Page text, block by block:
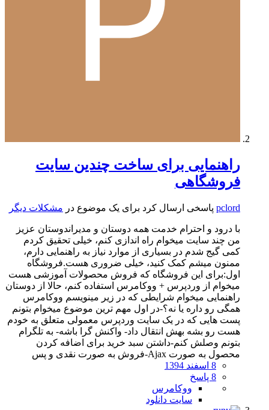
راهنمایی برای ساخت چندین سایت
فروشگاهی
pclord پاسخی ارسال کرد برای یک موضوع در مشکلات دیگر
با درود و احترام خدمت همه دوستان و مدیراندوستان عزیز
من چند سایت میخوام راه اندازی کنم، خیلی تحقیق کردم
کمی گیج شدم در بسیاری از موارد نیاز به راهنمایی دارم،
ممنون میشم کمک کنید، خیلی ضروری هست.فروشگاه
اول:برای این فروشگاه که فروش محصولات آموزشی هست
میخوام از وردپرس + ووکامرس استفاده کنم، حالا از دوستان
راهنمایی میخوام شرایطی که در زیر مینویسم ووکامرس
همگی رو داره یا نه؟-در اول مهم ترین موضوع میخوام بتونم
پست هایی که در یک سایت وردپرس معمولی متعلق به خودم
هست رو بشه بهش انتقال داد- واکنش گرا باشه- به تلگرام
بتونم وصلش کنم-داشتن سبد خرید برای اضافه کردن
محصول به صورت Ajax-فروش به صورت نقدی و پس
8 اسفند 1394
8 پاسخ
ووکامرس
سایت دانلود